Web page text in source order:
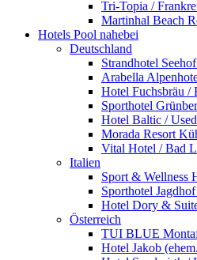
Tri-Topia /
Martinhal Beach
Hotels Pool nahebei
Deutschland
Strandhotel
Arabella
Hotel Fuchsbräu /
Sporthotel
Hotel Baltic /
Morada Resort
Vital Hotel / Bad
Italien
Sport & Wellness
Sporthotel
Hotel Dory &
Österreich
TUI BLUE
Hotel Jakob